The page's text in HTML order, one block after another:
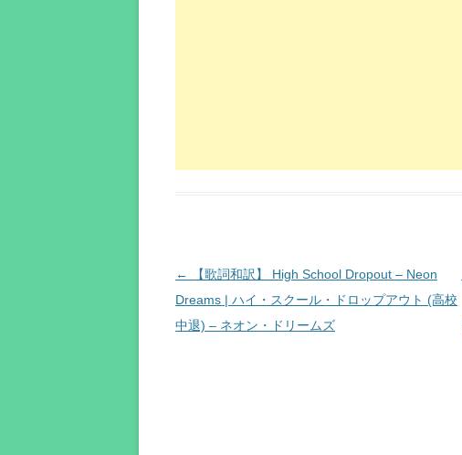
投
稿
ナ
←
【歌詞和訳】 High School Dropout – Neon
Dreams | ハイ・スクール・ドロップアウト (高校
中退) – ネオン・ドリームズ